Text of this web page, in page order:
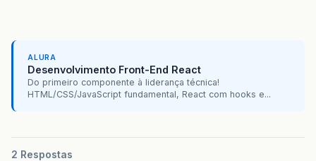
ALURA
Desenvolvimento Front-End React
Do primeiro componente à liderança técnica!
HTML/CSS/JavaScript fundamental, React com hooks e...
2 Respostas